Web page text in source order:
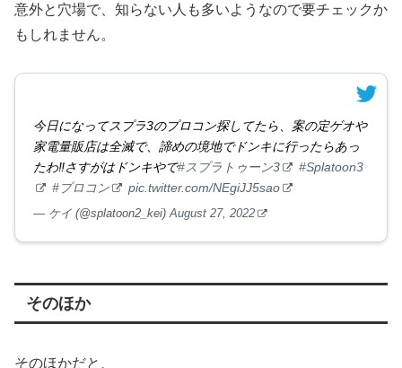
意外と穴場で、知らない人も多いようなので要チェックか
もしれません。
今日になってスプラ3のプロコン探してたら、案の定ゲオや
家電量販店は全滅で、諦めの境地でドンキに行ったらあっ
たわ‼️さすがはドンキやで#スプラトゥーン3
#Splatoon3
#プロコン
pic.twitter.com/NEgiJJ5sao
— ケイ (@splatoon2_kei)August 27, 2022
そのほか
そのほかだと、